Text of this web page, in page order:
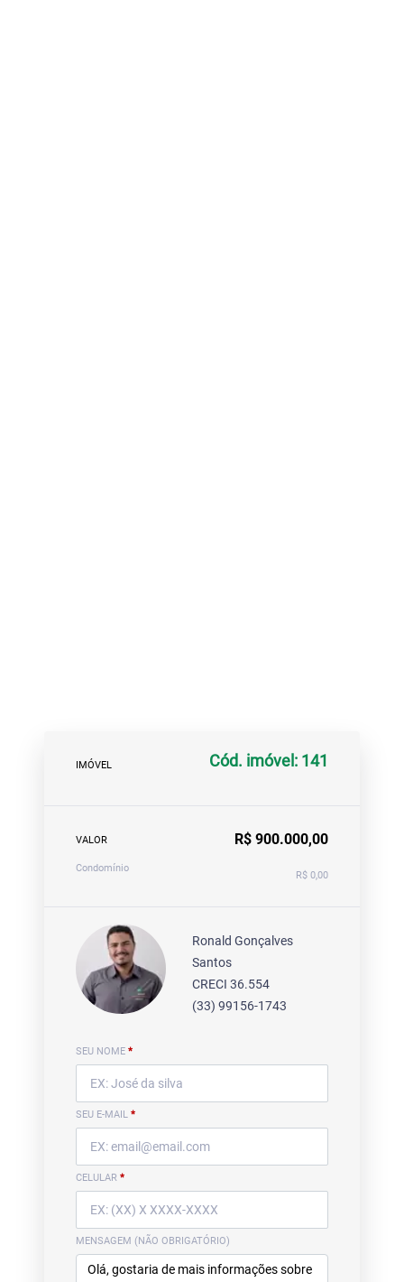
IMÓVEL Cód. imóvel: 141
VALOR R$ 900.000,00
Condomínio
R$ 0,00
Ronald Gonçalves
Santos
CRECI 36.554
(33) 99156-1743
SEU NOME *
SEU E-MAIL *
CELULAR *
MENSAGEM (NÃO OBRIGATÓRIO)